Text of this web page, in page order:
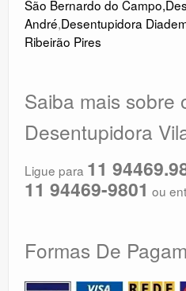
São Bernardo do Campo,
André,Desentupidora
Ribeirão Pires
Saiba mais sobre
Desentupidora
Ligue para 11
11 94469-9801 ou
Formas De